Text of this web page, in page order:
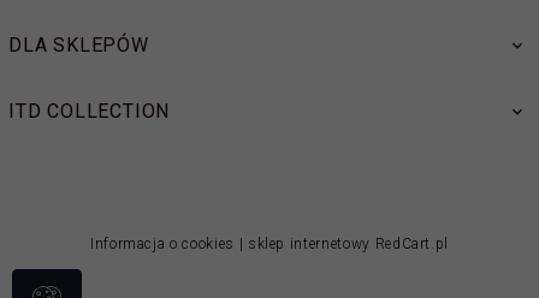
DLA SKLEPÓW
ITD COLLECTION
Informacja o cookies sklep internetowy RedCart.pl